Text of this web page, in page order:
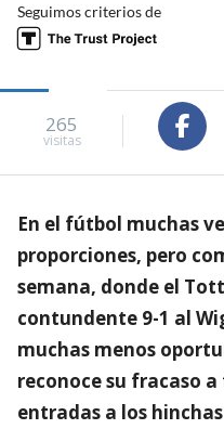
Seguimos criterios de
265
visitas
En el fútbol muchas
proporciones, pero
semana, donde el
contundente 9-1 al
muchas menos
reconoce su fracaso
entradas a los